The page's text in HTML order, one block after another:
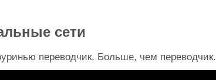
сети
переводчик. Больше, чем переводчик.